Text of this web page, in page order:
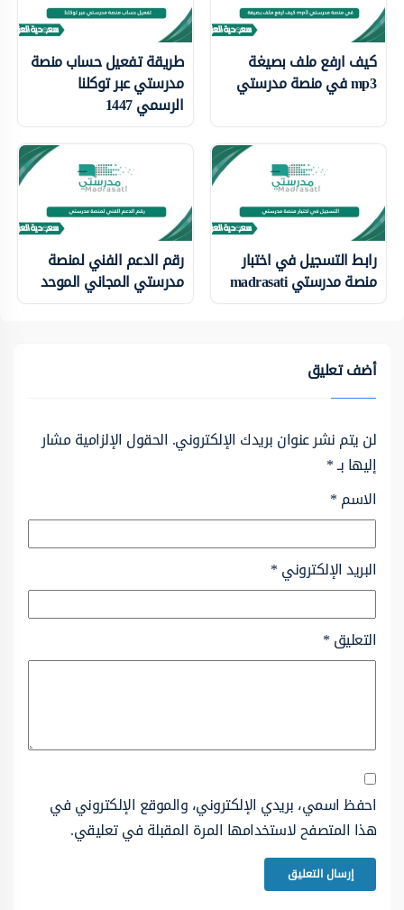
كيف ارفع ملف بصيغة
mp3 في منصة مدرستي
طريقة تفعيل حساب منصة
مدرستي عبر توكلنا
الرسمي 1447
رابط التسجيل في اختبار
منصة مدرستي madrasati
رقم الدعم الفني لمنصة
مدرستي المجاني الموحد
أضف تعليق
لن يتم نشر عنوان بريدك الإلكتروني. الحقول الإلزامية مشار
إليها بـ*
الاسم*
البريد الإلكتروني*
التعليق*
احفظ اسمي، بريدي الإلكتروني، والموقع الإلكتروني في
هذا المتصفح لاستخدامها المرة المقبلة في تعليقي.